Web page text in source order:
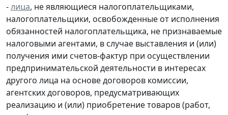
-лица, не являющиеся налогоплательщиками,
налогоплательщики, освобожденные от исполнения
обязанностей налогоплательщика, не признаваемые
налоговыми агентами, в случае выставления и (или)
получения ими счетов-фактур при осуществлении
предпринимательской деятельности в интересах
другого лица на основе договоров комиссии,
агентских договоров, предусматривающих
реализацию и (или) приобретение товаров (работ,